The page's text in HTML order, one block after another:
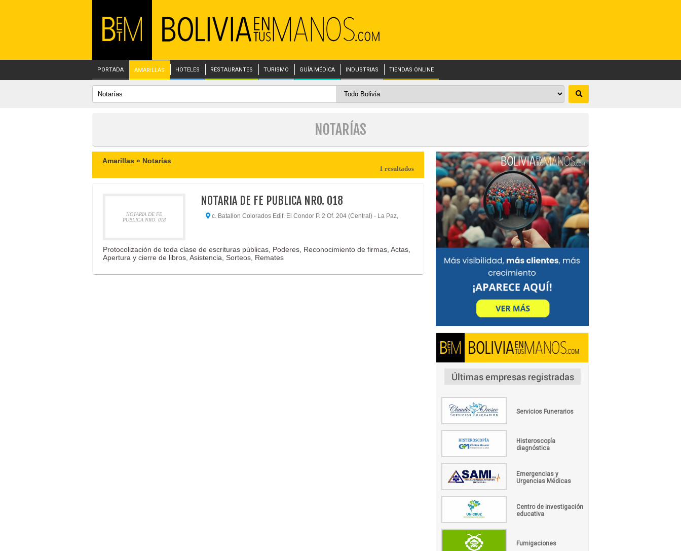
PORTADA AMARILLAS HOTELES RESTAURANTES TURISMO GUÍA MÉDICA INDUSTRIAS TIENDAS ONLINE
NOTARÍAS
Amarillas » Notarías
1 resultados
NOTARIA DE FE
PUBLICA NRO. 018
NOTARIA DE FE PUBLICA NRO. 018
c. Batallon Colorados Edif. El Condor P. 2 Of. 204 (Central) - La Paz,
Protocolización de toda clase de escrituras públicas, Poderes, Reconocimiento de firmas, Actas,
Apertura y cierre de libros, Asistencia, Sorteos, Remates
Servicios Funerarios
Histeroscopía
diagnóstica
Emergencias y
Urgencias Médicas
Centro de investigación
educativa
Fumigaciones